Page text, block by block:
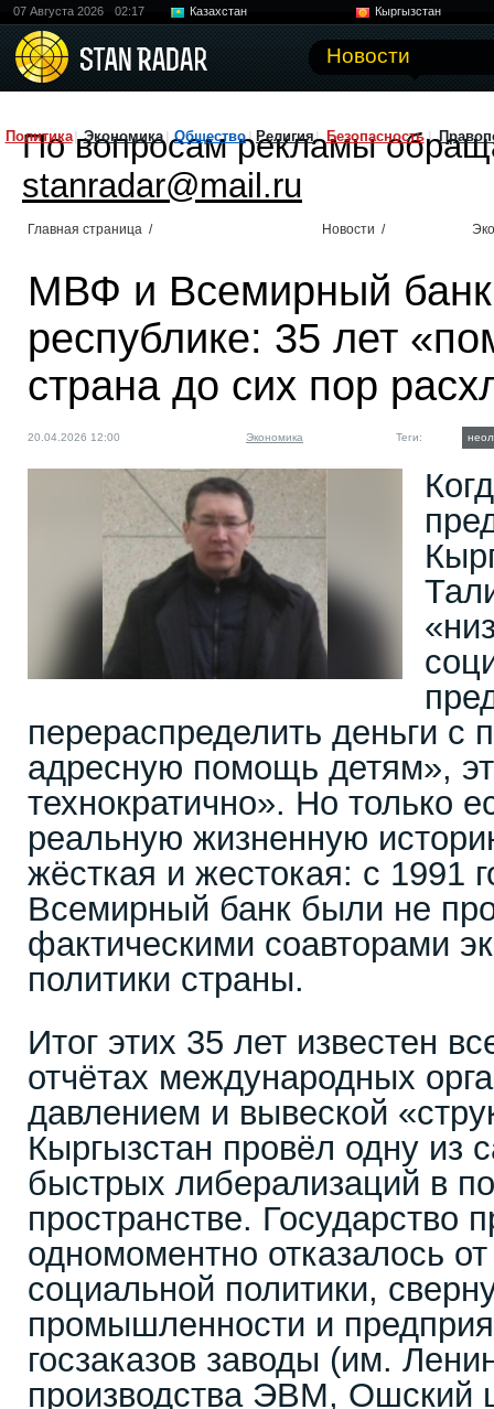
07 Августа 2026 02:17 Казахстан
Кыргызстан
Новости
Политика Экономика Общество Религия Безопасность
По вопросам рекламы
stanradar@mail.ru
Главная страница / Новости /
МВФ и Всемирный банк
республике: 35 лет
страна до сих пор
20.04.2026 12:00 Экономика Теги:
перераспределить деньги с
адресную помощь детям»,
технократично». Но только
реальную жизненную
жёсткая и жестокая: с 1991
Всемирный банк были не
фактическими соавторами
политики страны.
Итог этих 35 лет известен
отчётах международных
давлением и вывеской
Кыргызстан провёл одну из
быстрых либерализаций в
пространстве. Государство
одномоментно отказалось
социальной политики,
промышленности и
госзаказов заводы (им.
производства ЭВМ, Ошский